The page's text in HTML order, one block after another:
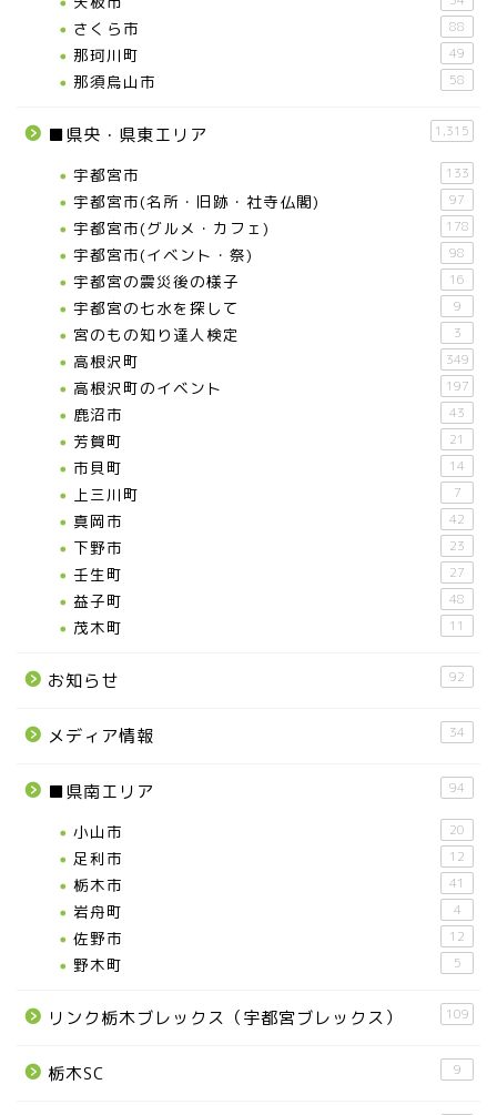
さくら市 88
那珂川町 49
那須烏山市 58
■県央・県東エリア 1,315
宇都宮市 133
宇都宮市(名所・旧跡・社寺仏閣) 97
宇都宮市(グルメ・カフェ) 178
宇都宮市(イベント・祭) 98
宇都宮の震災後の様子 16
宇都宮の七水を探して 9
宮のもの知り達人検定 3
高根沢町 349
高根沢町のイベント 197
鹿沼市 43
芳賀町 21
市貝町 14
上三川町 7
真岡市 42
下野市 23
壬生町 27
益子町 48
茂木町 11
お知らせ 92
メディア情報 34
■県南エリア 94
小山市 20
足利市 12
栃木市 41
岩舟町 4
佐野市 12
野木町 5
リンク栃木ブレックス（宇都宮ブレックス） 109
栃木SC 9